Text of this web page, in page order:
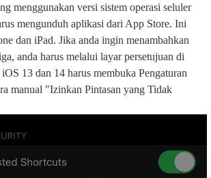
menggunakan versi sistem operasi seluler
mengunduh aplikasi dari App Store. Ini
dan iPad. Jika anda ingin menambahkan
anda harus melalui layar persetujuan di
13 dan 14 harus membuka Pengaturan
manual "Izinkan Pintasan yang Tidak